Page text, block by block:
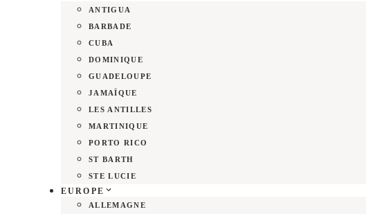
ANTIGUA
BARBADE
CUBA
DOMINIQUE
GUADELOUPE
JAMAÏQUE
LES ANTILLES
MARTINIQUE
PORTO RICO
ST BARTH
STE LUCIE
EUROPE
ALLEMAGNE